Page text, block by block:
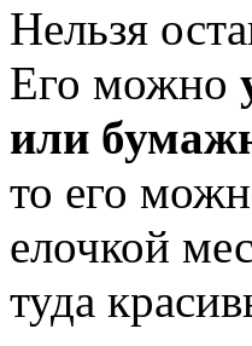
Нельзя
Его можно
или
то его
елочкой
туда